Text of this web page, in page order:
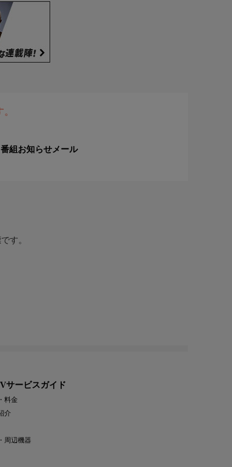
番組お知らせメール
す。
サービスガイド
料金
介
周辺機器